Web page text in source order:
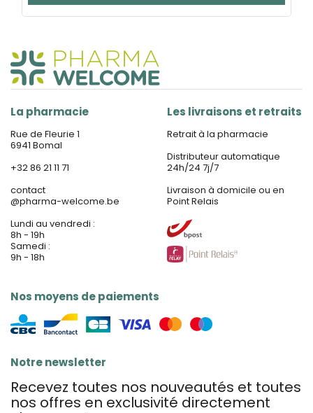
La pharmacie
Rue de Fleurie 1
6941 Bomal
+32 86 21 11 71
contact
@pharma-welcome.be
Lundi au vendredi :
8h - 19h
Samedi :
9h - 18h
Nos moyens de paiements
Les livraisons et retraits
Retrait à la pharmacie
Distributeur automatique
24h/24 7j/7
Livraison à domicile ou en
Point Relais
Notre newsletter
Recevez toutes nos nouveautés et toutes
nos offres en exclusivité directement